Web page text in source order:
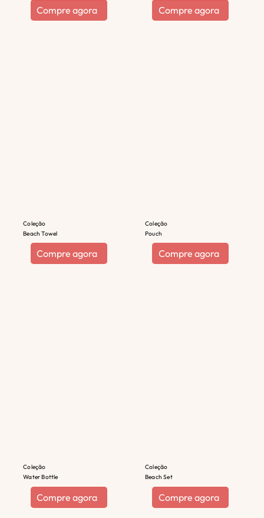
Compre agora Compre agora
Coleção
Beach Towel
Compre agora
Coleção
Pouch
Compre agora
Coleção
Water Bottle
Compre agora
Coleção
Beach Set
Compre agora